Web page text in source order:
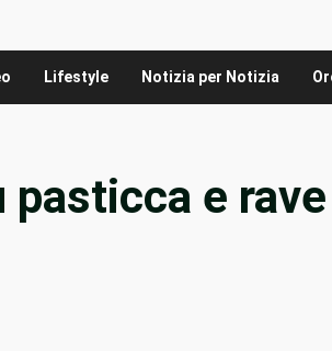
Lifestyle Notizia per Notizia
e